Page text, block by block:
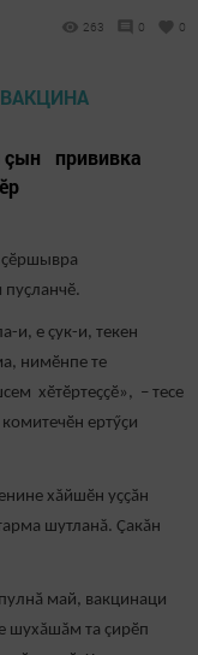
263 0 0
çын прививка
ҫӗршывра
и, е çук-и, текен
нимӗнпе те
хӗтӗртеҫҫӗ», – тесе
ертӳҫи
хăйшӗн уҫҫӑн
шутланă. Çакăн
май, вакцинаци
шухăшăм та çирӗп